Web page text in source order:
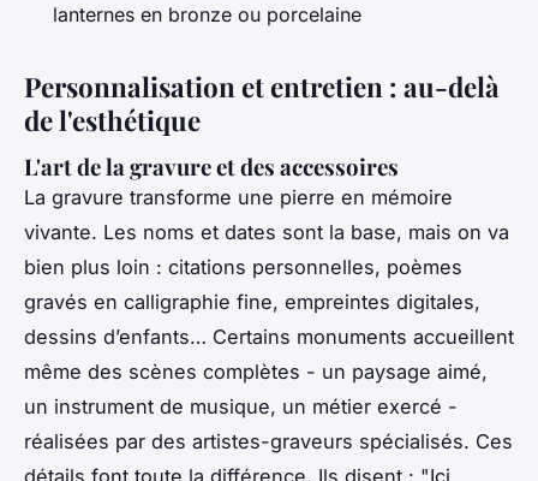
lanternes en bronze ou porcelaine
Personnalisation et entretien : au-delà
de l'esthétique
L'art de la gravure et des accessoires
La gravure transforme une pierre en mémoire
vivante. Les noms et dates sont la base, mais on va
bien plus loin : citations personnelles, poèmes
gravés en calligraphie fine, empreintes digitales,
dessins d’enfants… Certains monuments accueillent
même des scènes complètes - un paysage aimé,
un instrument de musique, un métier exercé -
réalisées par des artistes-graveurs spécialisés. Ces
détails font toute la différence. Ils disent : "Ici